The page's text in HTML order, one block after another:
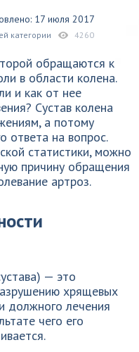
17 июля 2017
категории 4260
обращаются к
в области колена.
и как от нее
Сустав колена
а потому
ответа на вопрос.
статистики, можно
причину обращения
артроз.
— это
хрящевых
должного лечения
чего его